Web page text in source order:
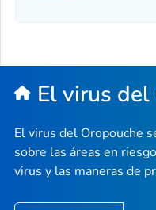
El virus
El virus del Oropouche
sobre las áreas en
virus y las maneras de